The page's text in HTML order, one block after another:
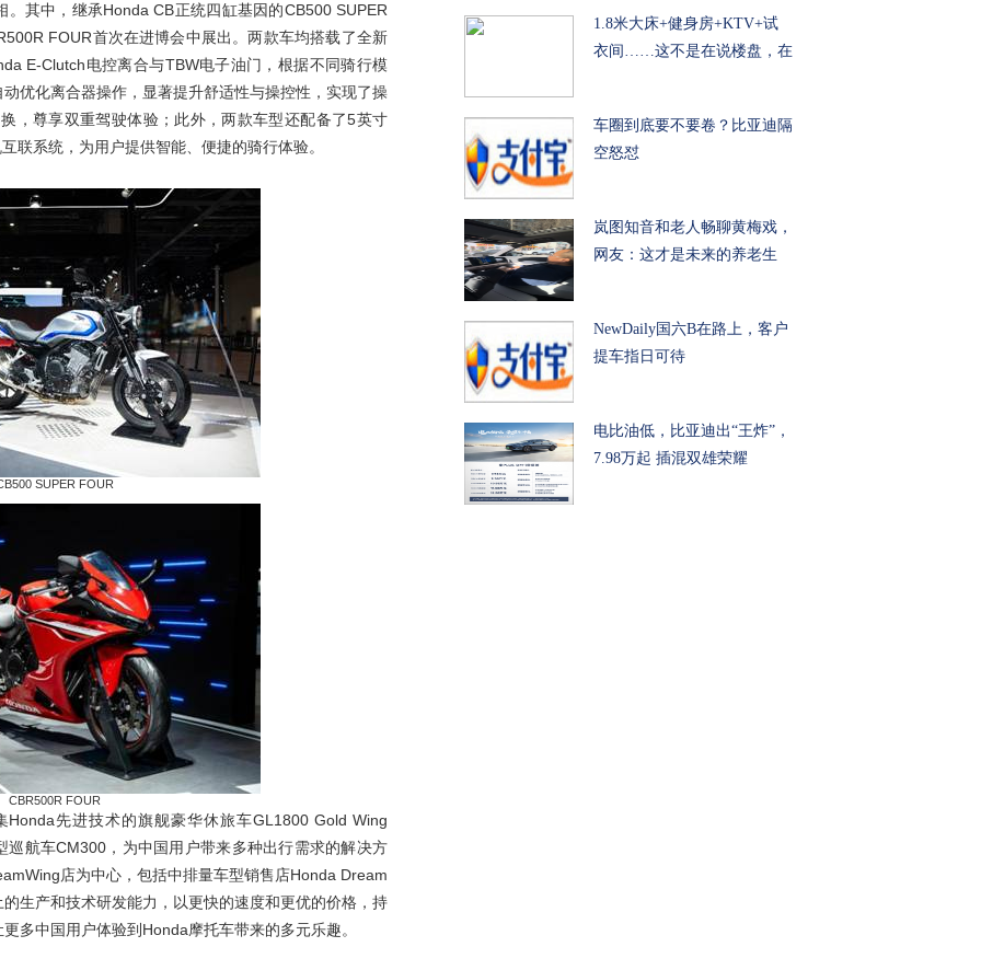
其中，继承Honda CB正统四缸基因的CB500 SUPER
FOUR首次在进博会中展出。两款车均搭载了全新
E-Clutch电控离合与TBW电子油门，根据不同骑行模
优化离合器操作，显著提升舒适性与操控性，实现了操
，尊享双重驾驶体验；此外，两款车型还配备了5英寸
联系统，为用户提供智能、便捷的骑行体验。
SUPER FOUR
CBR500R FOUR
先进技术的旗舰豪华休旅车GL1800 Gold Wing
巡航车CM300，为中国用户带来多种出行需求的解决方
店为中心，包括中排量车型销售店Honda Dream
生产和技术研发能力，以更快的速度和更优的价格，持
多中国用户体验到Honda摩托车带来的多元乐趣。
1.8米大床+健身房+KTV+试
衣间……这不是在说楼盘，在
车圈到底要不要卷？比亚迪隔
空怒怼
岚图知音和老人畅聊黄梅戏，
网友：这才是未来的养老生
NewDaily国六B在路上，客户
提车指日可待
电比油低，比亚迪出“王炸”，
7.98万起 插混双雄荣耀